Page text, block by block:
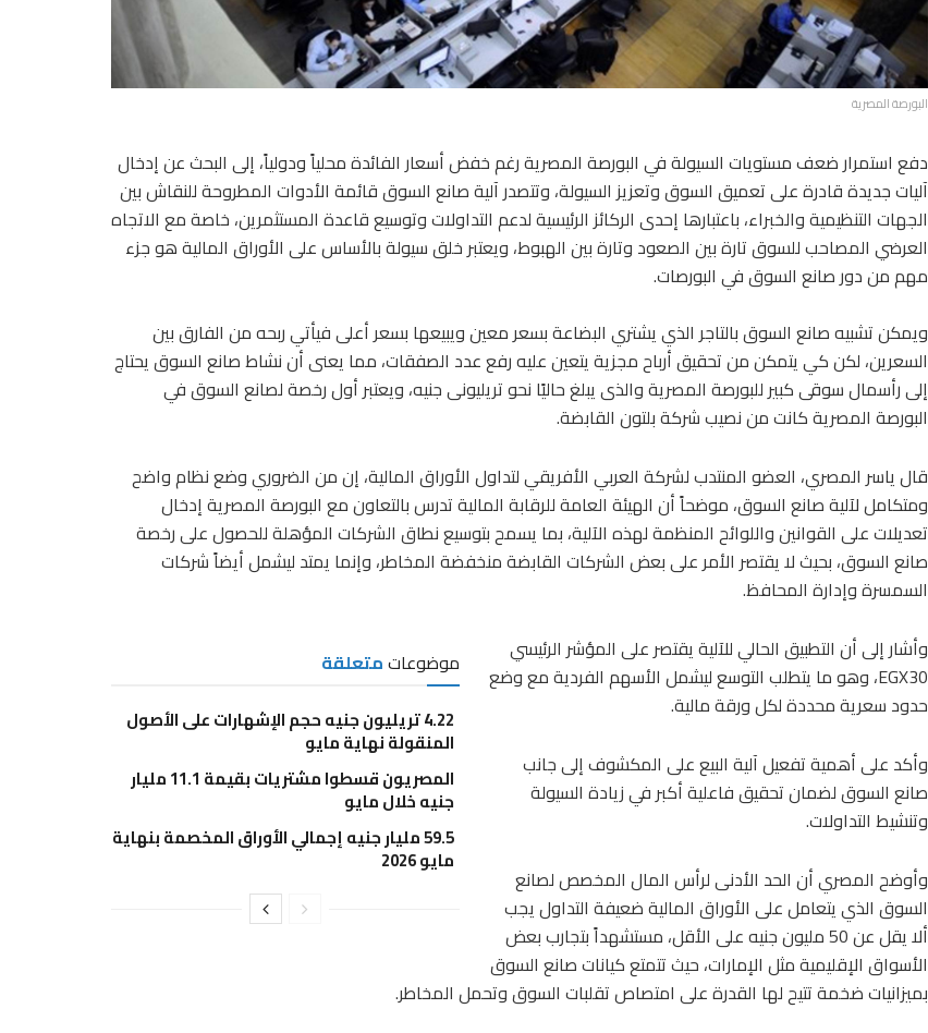
البورصة المصرية
دفع استمرار ضعف مستويات السيولة في البورصة المصرية رغم خفض أسعار الفائدة محلياً ودولياً، إلى البحث عن إدخال
آليات جديدة قادرة على تعميق السوق وتعزيز السيولة، وتتصدر آلية صانع السوق قائمة الأدوات المطروحة للنقاش بين
الجهات التنظيمية والخبراء، باعتبارها إحدى الركائز الرئيسية لدعم التداولات وتوسيع قاعدة المستثمرين، خاصة مع الاتجاه
العرضي المصاحب للسوق تارة بين الصعود وتارة بين الهبوط، ويعتبر خلق سيولة بالأساس على الأوراق المالية هو جزء
مهم من دور صانع السوق في البورصات.
ويمكن تشبيه صانع السوق بالتاجر الذي يشتري البضاعة بسعر معين ويبيعها بسعر أعلى فيأتي ربحه من الفارق بين
السعرين، لكن كي يتمكن من تحقيق أرباح مجزية يتعين عليه رفع عدد الصفقات، مما يعنى أن نشاط صانع السوق يحتاج
إلى رأسمال سوقى كبير للبورصة المصرية والذى يبلغ حاليًا نحو تريليونى جنيه، ويعتبر أول رخصة لصانع السوق في
البورصة المصرية كانت من نصيب شركة بلتون القابضة.
قال ياسر المصري، العضو المنتدب لشركة العربي الأفريقي لتداول الأوراق المالية، إن من الضروري وضع نظام واضح
ومتكامل لآلية صانع السوق، موضحاً أن الهيئة العامة للرقابة المالية تدرس بالتعاون مع البورصة المصرية إدخال
تعديلات على القوانين واللوائح المنظمة لهذه الآلية، بما يسمح بتوسيع نطاق الشركات المؤهلة للحصول على رخصة
صانع السوق، بحيث لا يقتصر الأمر على بعض الشركات القابضة منخفضة المخاطر، وإنما يمتد ليشمل أيضاً شركات
السمسرة وإدارة المحافظ.
موضوعاتمتعلقة
4.22 تريليون جنيه حجم الإشهارات على الأصول
المنقولة نهاية مايو
المصريون قسطوا مشتريات بقيمة 11.1 مليار
جنيه خلال مايو
59.5 مليار جنيه إجمالي الأوراق المخصمة بنهاية
مايو 2026
وأشار إلى أن التطبيق الحالي للآلية يقتصر على المؤشر الرئيسي
EGX30، وهو ما يتطلب التوسع ليشمل الأسهم الفردية مع وضع
حدود سعرية محددة لكل ورقة مالية.
وأكد على أهمية تفعيل آلية البيع على المكشوف إلى جانب
صانع السوق لضمان تحقيق فاعلية أكبر في زيادة السيولة
وتنشيط التداولات.
وأوضح المصري أن الحد الأدنى لرأس المال المخصص لصانع
السوق الذي يتعامل على الأوراق المالية ضعيفة التداول يجب
ألا يقل عن 50 مليون جنيه على الأقل، مستشهداً بتجارب بعض
الأسواق الإقليمية مثل الإمارات، حيث تتمتع كيانات صانع السوق
بميزانيات ضخمة تتيح لها القدرة على امتصاص تقلبات السوق وتحمل المخاطر.